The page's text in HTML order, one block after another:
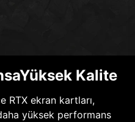
Kalite
RTX ekran kartları,
yüksek performans